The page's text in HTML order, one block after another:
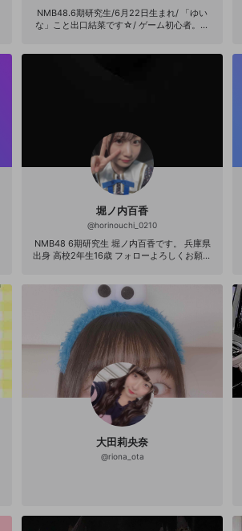
NMB48.6期研究生/6月22日生まれ/ 「ゆい
な」こと出口結菜です☆/ ゲーム初心者。教
堀ノ内百香
@horinouchi_0210
NMB48 6期研究生 堀ノ内百香です。 兵庫県
出身 高校2年生16歳‪‬ フォローよろしくお願い
大田莉央奈
@riona_ota
政治的・宗教的・人種的な内容